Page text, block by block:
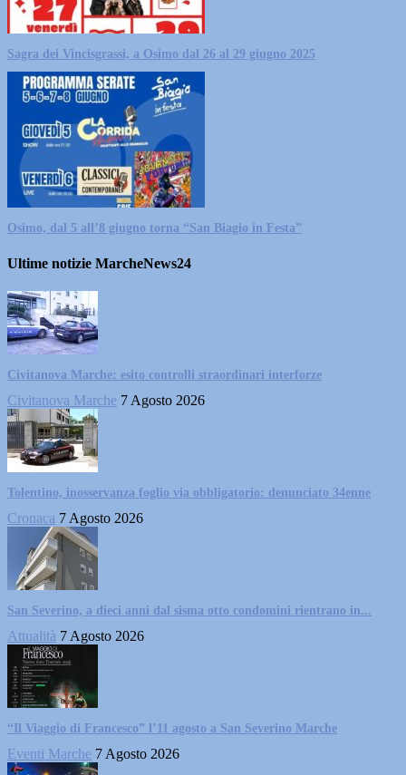
Sagra dei Vincisgrassi, a Osimo dal 26 al 29 giugno 2025
Osimo, dal 5 all’8 giugno torna “San Biagio in Festa”
Ultime notizie MarcheNews24
Civitanova Marche: esito controlli straordinari interforze
Civitanova Marche 7 Agosto 2026
Tolentino, inosservanza foglio via obbligatorio: denunciato 34enne
Cronaca 7 Agosto 2026
San Severino, a dieci anni dal sisma otto condomini rientrano in...
Attualità 7 Agosto 2026
“Il Viaggio di Francesco” l’11 agosto a San Severino Marche
Eventi Marche 7 Agosto 2026